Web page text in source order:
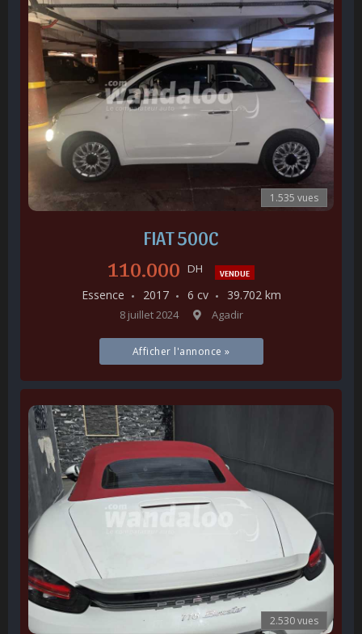
1.535 vues
FIAT 500C
110.000 DH VENDUE
Essence 2017 6 cv 39.702 km
8 juillet 2024 Agadir
Afficher l'annonce »
2.530 vues